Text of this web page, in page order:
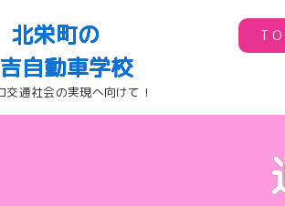
北栄町の
自動車学校
交通社会の実現へ向けて！
T